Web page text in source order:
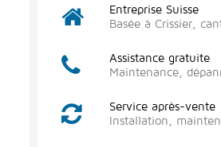
Entreprise Suisse
Basée à Crissier,
Assistance gratuite
Maintenance,
Service après-vente
Installation,